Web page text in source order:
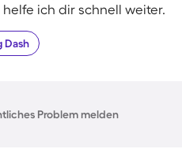
helfe ich dir schnell weiter.
Dash
Problem melden